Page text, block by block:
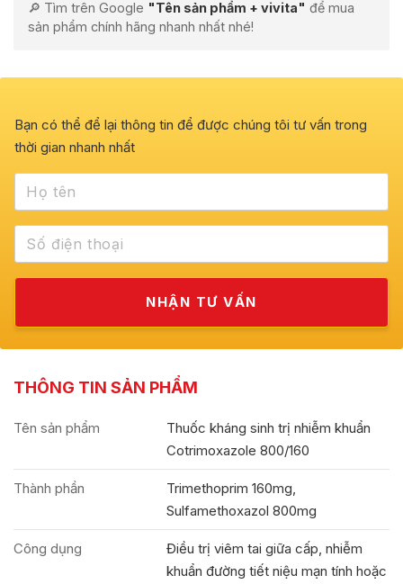
🔎 Tìm trên Google "Tên sản phẩm + vivita" để mua
sản phẩm chính hãng nhanh nhất nhé!
Bạn có thể để lại thông tin để được chúng tôi tư vấn trong
thời gian nhanh nhất
THÔNG TIN SẢN PHẨM
Tên sản phẩm
Thuốc kháng sinh trị nhiễm khuẩn
Cotrimoxazole 800/160
Thành phần
Trimethoprim 160mg,
Sulfamethoxazol 800mg
Công dụng
Điều trị viêm tai giữa cấp, nhiễm
khuẩn đường tiết niệu mạn tính hoặc